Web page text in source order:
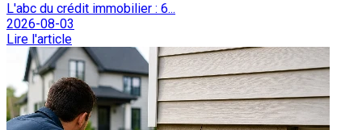
L'abc du crédit immobilier : 6...
2026-08-03
Lire l'article